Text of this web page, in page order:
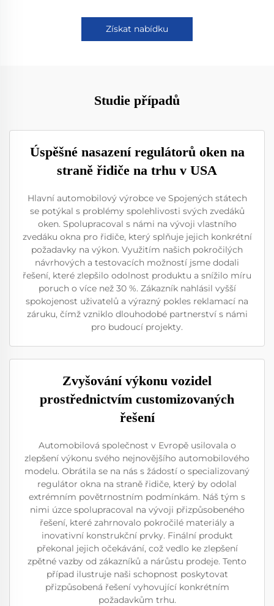
Získat nabídku
Studie případů
Úspěšné nasazení regulátorů oken na
straně řidiče na trhu v USA
Hlavní automobilový výrobce ve Spojených státech
se potýkal s problémy spolehlivosti svých zvedáků
oken. Spolupracoval s námi na vývoji vlastního
zvedáku okna pro řidiče, který splňuje jejich konkrétní
požadavky na výkon. Využitím našich pokročilých
návrhových a testovacích možností jsme dodali
řešení, které zlepšilo odolnost produktu a snížilo míru
poruch o více než 30 %. Zákazník nahlásil vyšší
spokojenost uživatelů a výrazný pokles reklamací na
záruku, čímž vzniklo dlouhodobé partnerství s námi
pro budoucí projekty.
Zvyšování výkonu vozidel
prostřednictvím customizovaných
řešení
Automobilová společnost v Evropě usilovala o
zlepšení výkonu svého nejnovějšího automobilového
modelu. Obrátila se na nás s žádostí o specializovaný
regulátor okna na straně řidiče, který by odolal
extrémním povětrnostním podmínkám. Náš tým s
nimi úzce spolupracoval na vývoji přizpůsobeného
řešení, které zahrnovalo pokročilé materiály a
inovativní konstrukční prvky. Finální produkt
překonal jejich očekávání, což vedlo ke zlepšení
zpětné vazby od zákazníků a nárůstu prodeje. Tento
případ ilustruje naši schopnost poskytovat
přizpůsobená řešení vyhovující konkrétním
požadavkům trhu.